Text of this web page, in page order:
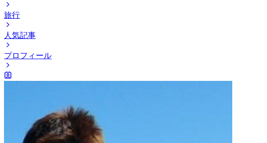
旅行
人気記事
プロフィール